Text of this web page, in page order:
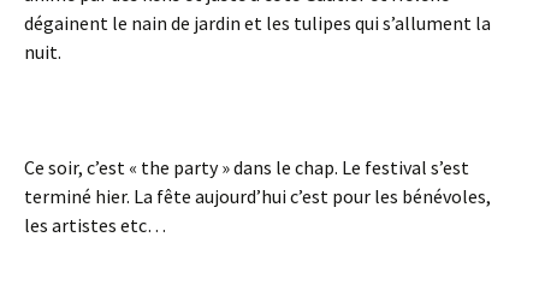
dégainent le nain de jardin et les tulipes qui s’allument la
nuit.
Ce soir, c’est « the party » dans le chap. Le festival s’est
terminé hier. La fête aujourd’hui c’est pour les bénévoles,
les artistes etc…